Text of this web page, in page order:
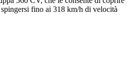
fino ai 318 km/h di velocità